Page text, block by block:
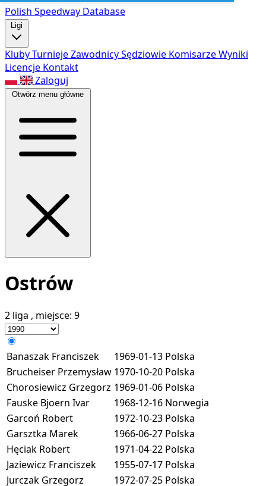
Polish Speedway Database
Ligi
KlubyTurniejeZawodnicySędziowie KomisarzeWyniki
Licencje Kontakt
Zaloguj
Otwórz menu główne
Ostrów
2 liga , miejsce: 9
Banaszak Franciszek 1969-01-13 Polska
Brucheiser Przemysław 1970-10-20 Polska
Chorosiewicz Grzegorz 1969-01-06 Polska
Fauske Bjoern Ivar
1968-12-16 Norwegia
Garcoń Robert
1972-10-23 Polska
Garsztka Marek
1966-06-27 Polska
Hęciak Robert
1971-04-22 Polska
Jaziewicz Franciszek
1955-07-17 Polska
Jurczak Grzegorz
1972-07-25 Polska